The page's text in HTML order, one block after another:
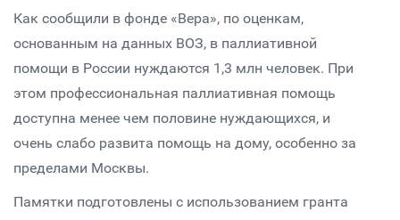
Как сообщили в фонде «Вера», по оценкам,
основанным на данных ВОЗ, в паллиативной
помощи в России нуждаются 1,3 млн человек. При
этом профессиональная паллиативная помощь
доступна менее чем половине нуждающихся, и
очень слабо развита помощь на дому, особенно за
пределами Москвы.
Памятки подготовлены с использованием гранта